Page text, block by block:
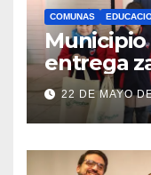
COMUNAS
entrega
Royalty
22 DE MAYO